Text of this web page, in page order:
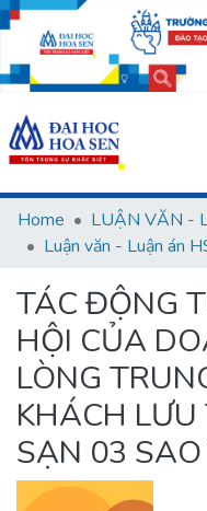
Communities &
All of DSpace
Statistics
User guides
Usage rules
Verify account
Home
Luận văn - Luận án
TÁC ĐỘNG
HỘI CỦA
LÒNG
KHÁCH
SẠN 03